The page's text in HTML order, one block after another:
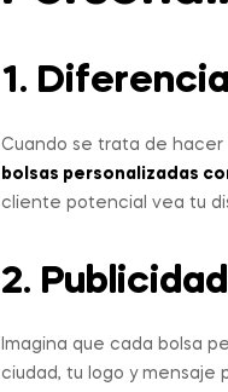
1.
Cuando se trata de
bolsas personalizadas
cliente potencial vea tu
2.
Imagina que cada bolsa
ciudad, tu logo y mensaje